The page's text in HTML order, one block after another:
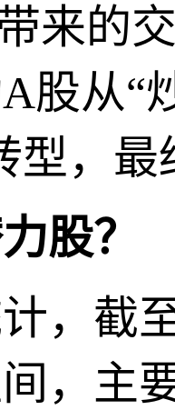
来的
股从“
型，
股？
，截
，主